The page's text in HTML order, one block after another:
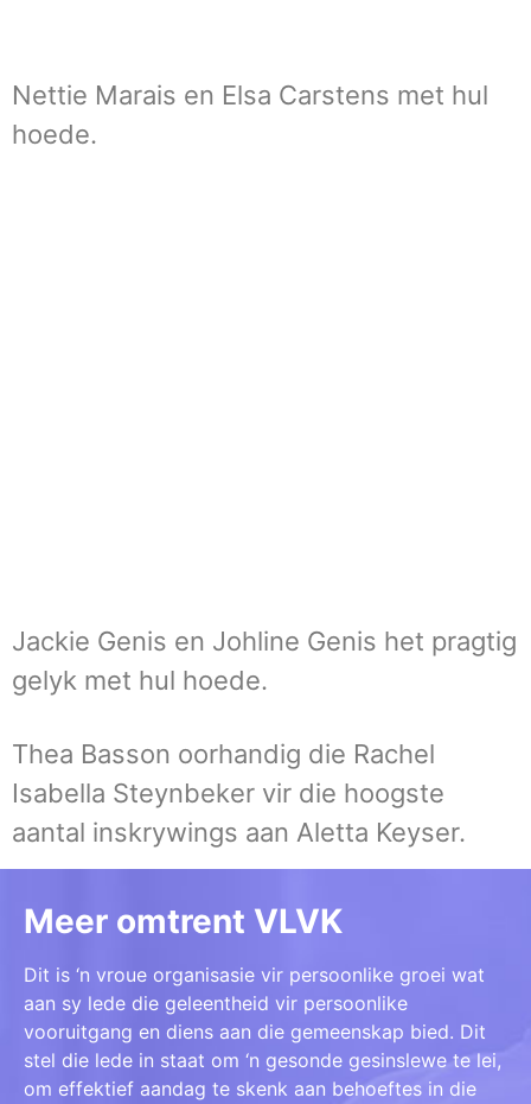
Nettie Marais en Elsa Carstens met hul
hoede.
Jackie Genis en Johline Genis het pragtig
gelyk met hul hoede.
Thea Basson oorhandig die Rachel
Isabella Steynbeker vir die hoogste
aantal inskrywings aan Aletta Keyser.
Meer omtrent VLVK
Dit is ‘n vroue organisasie vir persoonlike groei wat
aan sy lede die geleentheid vir persoonlike
vooruitgang en diens aan die gemeenskap bied. Dit
stel die lede in staat om ‘n gesonde gesinslewe te lei,
om effektief aandag te skenk aan behoeftes in die